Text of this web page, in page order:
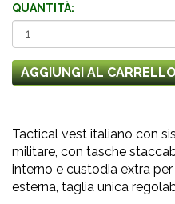
QUANTITÀ:
AGGIUNGI AL
Tactical vest italiano con
militare, con tasche
interno e custodia extra
esterna, taglia unica